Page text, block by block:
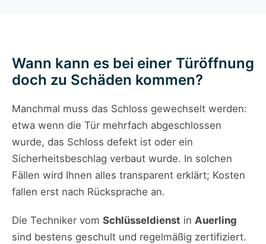
Wann kann es bei einer Türöffnung
doch zu Schäden kommen?
Manchmal muss das Schloss gewechselt werden:
etwa wenn die Tür mehrfach abgeschlossen
wurde, das Schloss defekt ist oder ein
Sicherheitsbeschlag verbaut wurde. In solchen
Fällen wird Ihnen alles transparent erklärt; Kosten
fallen erst nach Rücksprache an.
Die Techniker vom Schlüsseldienst in Auerling
sind bestens geschult und regelmäßig zertifiziert.